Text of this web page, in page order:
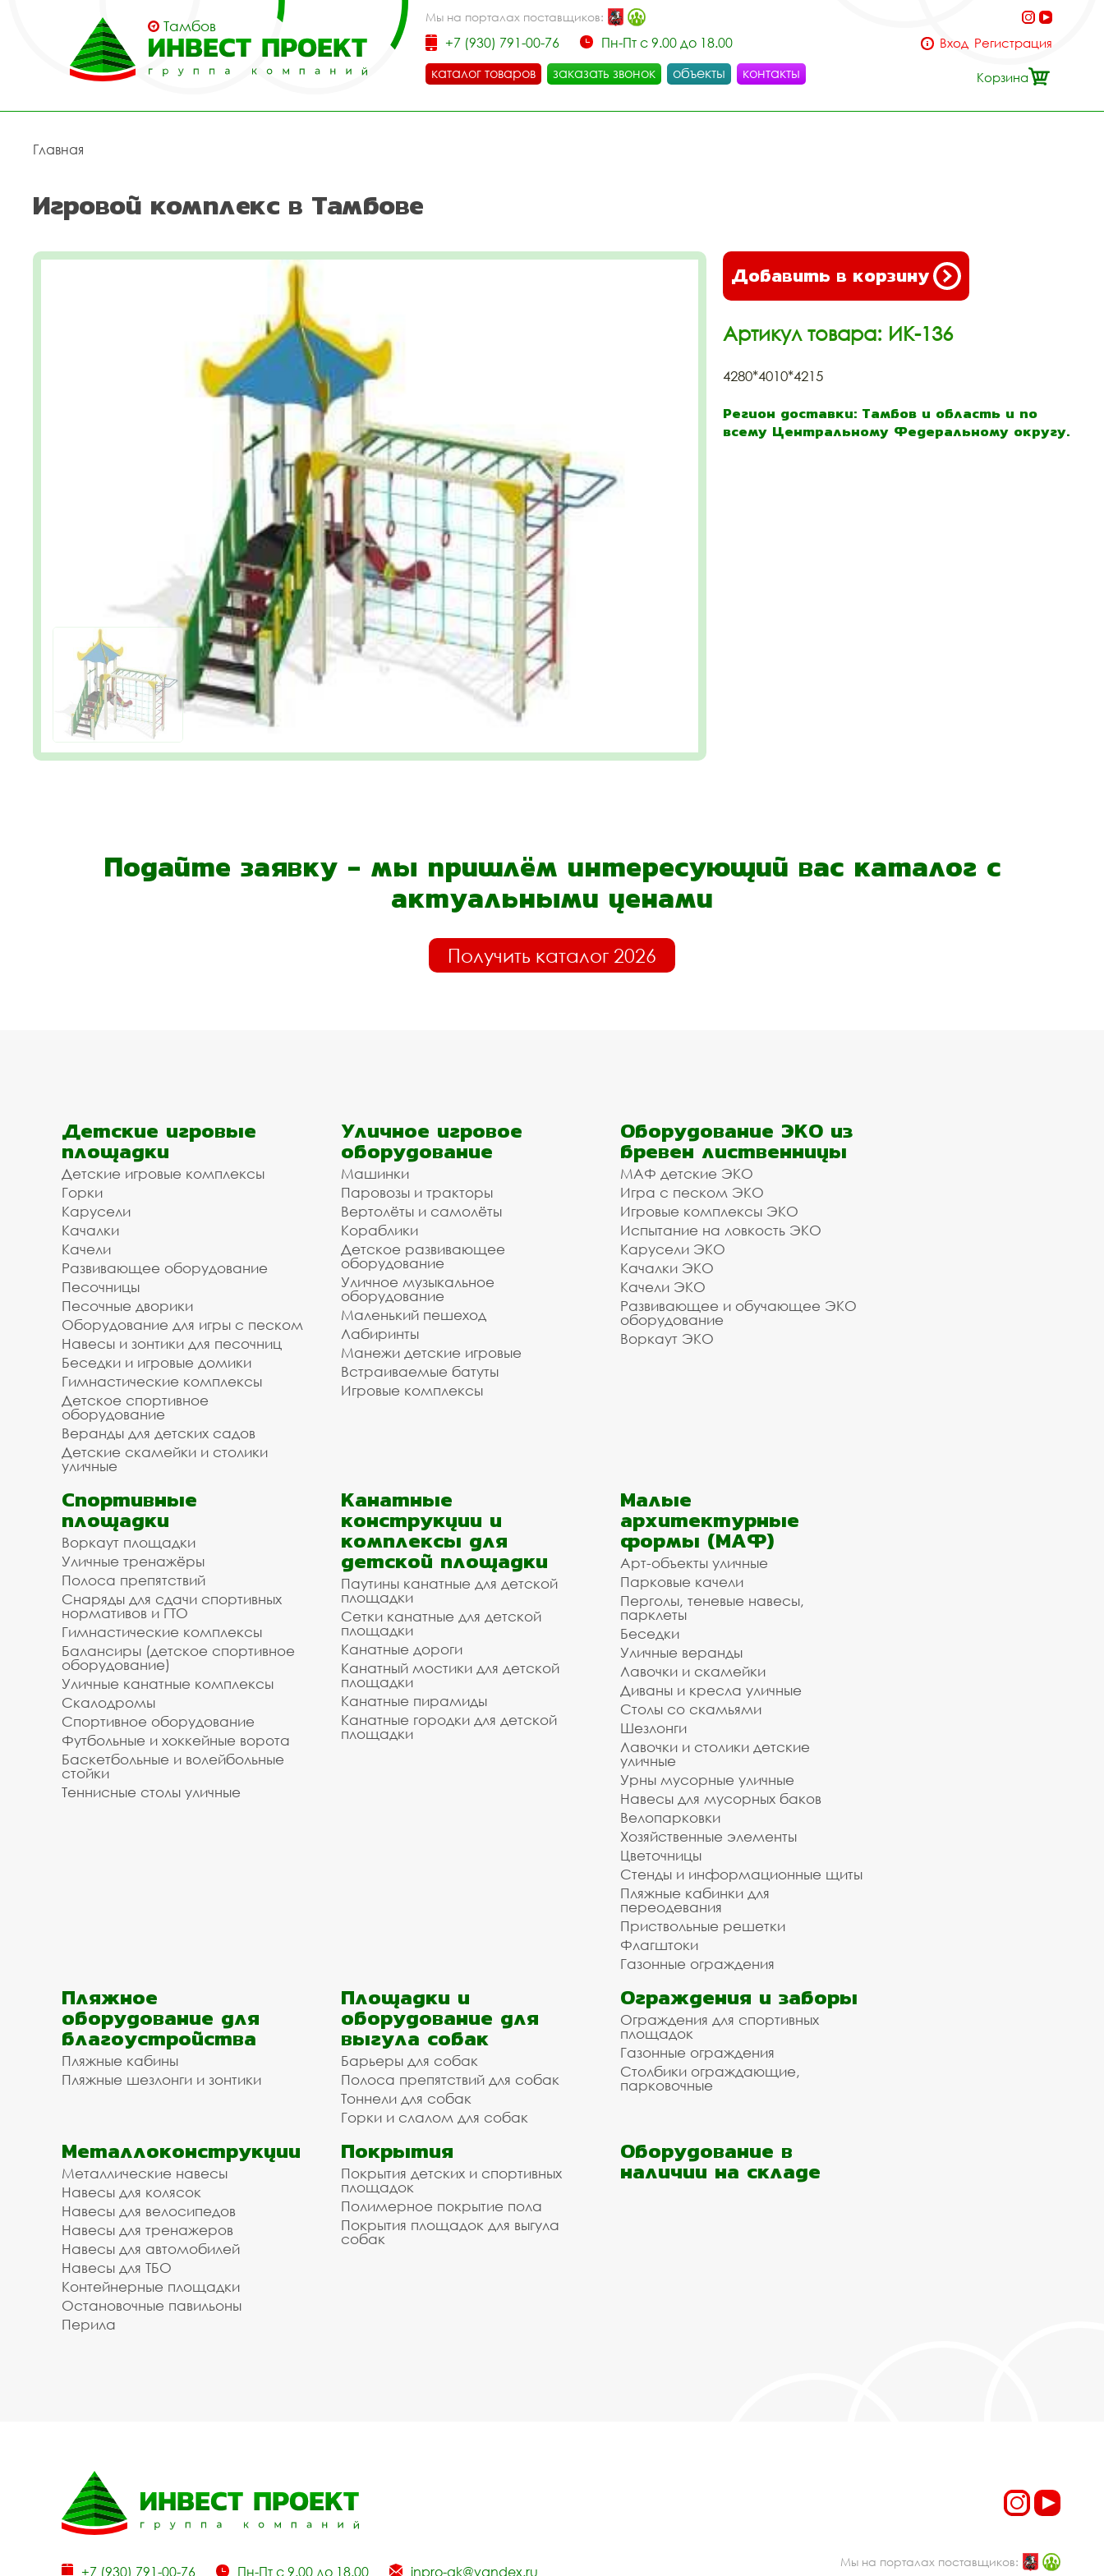
Тамбов
Мы на порталах поставщиков:
+7 (930) 791-00-76
Пн-Пт с 9.00 до 18.00
каталог товаров
заказать звонок объекты контакты
Вход Регистрация
Корзина
Главная
Игровой комплекс в Тамбове
Добавить в корзину
Артикул товара: ИК-136
4280*4010*4215
Регион доставки: Тамбов и область и по
всему Центральному Федеральному округу.
Подайте заявку - мы пришлём интересующий вас каталог с
актуальными ценами
Получить каталог 2026
Детские игровые
площадки
Детские игровые комплексы
Горки
Карусели
Качалки
Качели
Развивающее оборудование
Песочницы
Песочные дворики
Оборудование для игры с песком
Навесы и зонтики для песочниц
Беседки и игровые домики
Гимнастические комплексы
Детское спортивное
оборудование
Веранды для детских садов
Детские скамейки и столики
уличные
Уличное игровое
оборудование
Машинки
Паровозы и тракторы
Вертолёты и самолёты
Кораблики
Детское развивающее
оборудование
Уличное музыкальное
оборудование
Маленький пешеход
Лабиринты
Манежи детские игровые
Встраиваемые батуты
Игровые комплексы
Оборудование ЭКО из
бревен лиственницы
МАФ детские ЭКО
Игра с песком ЭКО
Игровые комплексы ЭКО
Испытание на ловкость ЭКО
Карусели ЭКО
Качалки ЭКО
Качели ЭКО
Развивающее и обучающее ЭКО
оборудование
Воркаут ЭКО
Спортивные
площадки
Воркаут площадки
Уличные тренажёры
Полоса препятствий
Снаряды для сдачи спортивных
нормативов и ГТО
Гимнастические комплексы
Балансиры (детское спортивное
оборудование)
Уличные канатные комплексы
Скалодромы
Спортивное оборудование
Футбольные и хоккейные ворота
Баскетбольные и волейбольные
стойки
Теннисные столы уличные
Канатные
конструкции и
комплексы для
детской площадки
Паутины канатные для детской
площадки
Сетки канатные для детской
площадки
Канатные дороги
Канатный мостики для детской
площадки
Канатные пирамиды
Канатные городки для детской
площадки
Малые
архитектурные
формы (МАФ)
Арт-объекты уличные
Парковые качели
Перголы, теневые навесы,
парклеты
Беседки
Уличные веранды
Лавочки и скамейки
Диваны и кресла уличные
Столы со скамьями
Шезлонги
Лавочки и столики детские
уличные
Урны мусорные уличные
Навесы для мусорных баков
Велопарковки
Хозяйственные элементы
Цветочницы
Стенды и информационные щиты
Пляжные кабинки для
переодевания
Приствольные решетки
Флагштоки
Газонные ограждения
Пляжное
оборудование для
благоустройства
Пляжные кабины
Пляжные шезлонги и зонтики
Площадки и
оборудование для
выгула собак
Барьеры для собак
Полоса препятствий для собак
Тоннели для собак
Горки и слалом для собак
Ограждения и заборы
Ограждения для спортивных
площадок
Газонные ограждения
Столбики ограждающие,
парковочные
Металлоконструкции
Металлические навесы
Навесы для колясок
Навесы для велосипедов
Навесы для тренажеров
Навесы для автомобилей
Навесы для ТБО
Контейнерные площадки
Остановочные павильоны
Перила
Покрытия
Покрытия детских и спортивных
площадок
Полимерное покрытие пола
Покрытия площадок для выгула
собак
Оборудование в
наличии на складе
+7 (930) 791-00-76 Пн-Пт с 9.00 до 18.00 inpro-gk@yandex.ru
Мы на порталах поставщиков: